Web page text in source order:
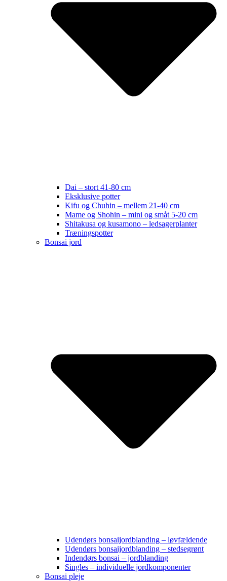
Dai – stort 41-80 cm
Eksklusive potter
Kifu og Chuhin – mellem 21-40 cm
Mame og Shohin – mini og småt 5-20 cm
Shitakusa og kusamono – ledsagerplanter
Træningspotter
Bonsai jord
Udendørs bonsaijordblanding – løvfældende
Udendørs bonsaijordblanding – stedsegrønt
Indendørs bonsai – jordblanding
Singles – individuelle jordkomponenter
Bonsai pleje